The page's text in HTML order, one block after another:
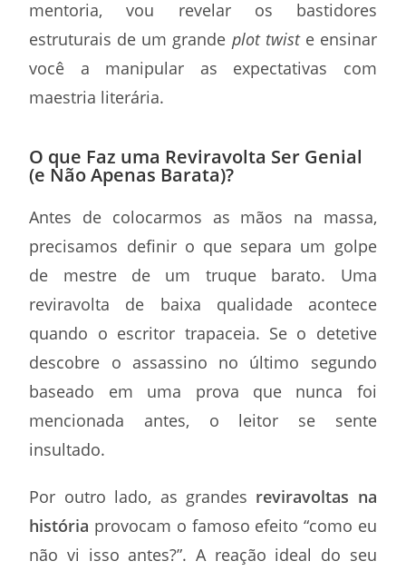
mentoria, vou revelar os bastidores
estruturais de um grande plot twiste ensinar
você a manipular as expectativas com
maestria literária.
O que Faz uma Reviravolta Ser Genial
(e Não Apenas Barata)?
Antes de colocarmos as mãos na massa,
precisamos definir o que separa um golpe
de mestre de um truque barato. Uma
reviravolta de baixa qualidade acontece
quando o escritor trapaceia. Se o detetive
descobre o assassino no último segundo
baseado em uma prova que nunca foi
mencionada antes, o leitor se sente
insultado.
Por outro lado, as grandes reviravoltas na
história provocam o famoso efeito “como eu
não vi isso antes?”. A reação ideal do seu